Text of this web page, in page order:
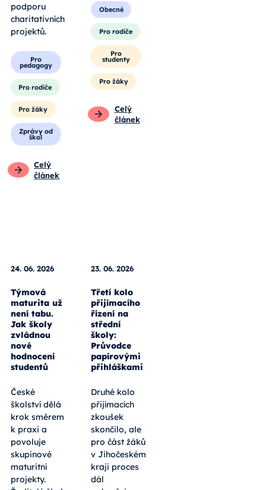
podporu
charitativních
projektů.
Pro
pedagogy
Pro rodiče
Pro žáky
Zprávy od
škol
Celý
článek
Obecné
Pro rodiče
Pro
studenty
Pro žáky
Celý
článek
24. 06. 2026
Týmová
maturita už
není tabu.
Jak školy
zvládnou
nové
hodnocení
studentů
České
školství dělá
krok směrem
k praxi a
povoluje
skupinové
maturitní
projekty.
23. 06. 2026
Třetí kolo
přijímacího
řízení na
střední
školy:
Průvodce
papírovými
přihláškami
Druhé kolo
přijímacích
zkoušek
skončilo, ale
pro část žáků
v Jihočeském
kraji proces
dál